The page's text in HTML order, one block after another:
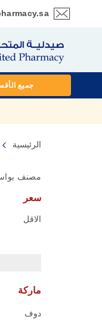
تخطي
المحتوى
جميع
الرئيسية
مصنف
سعر
الاقل
ماركة
دوف